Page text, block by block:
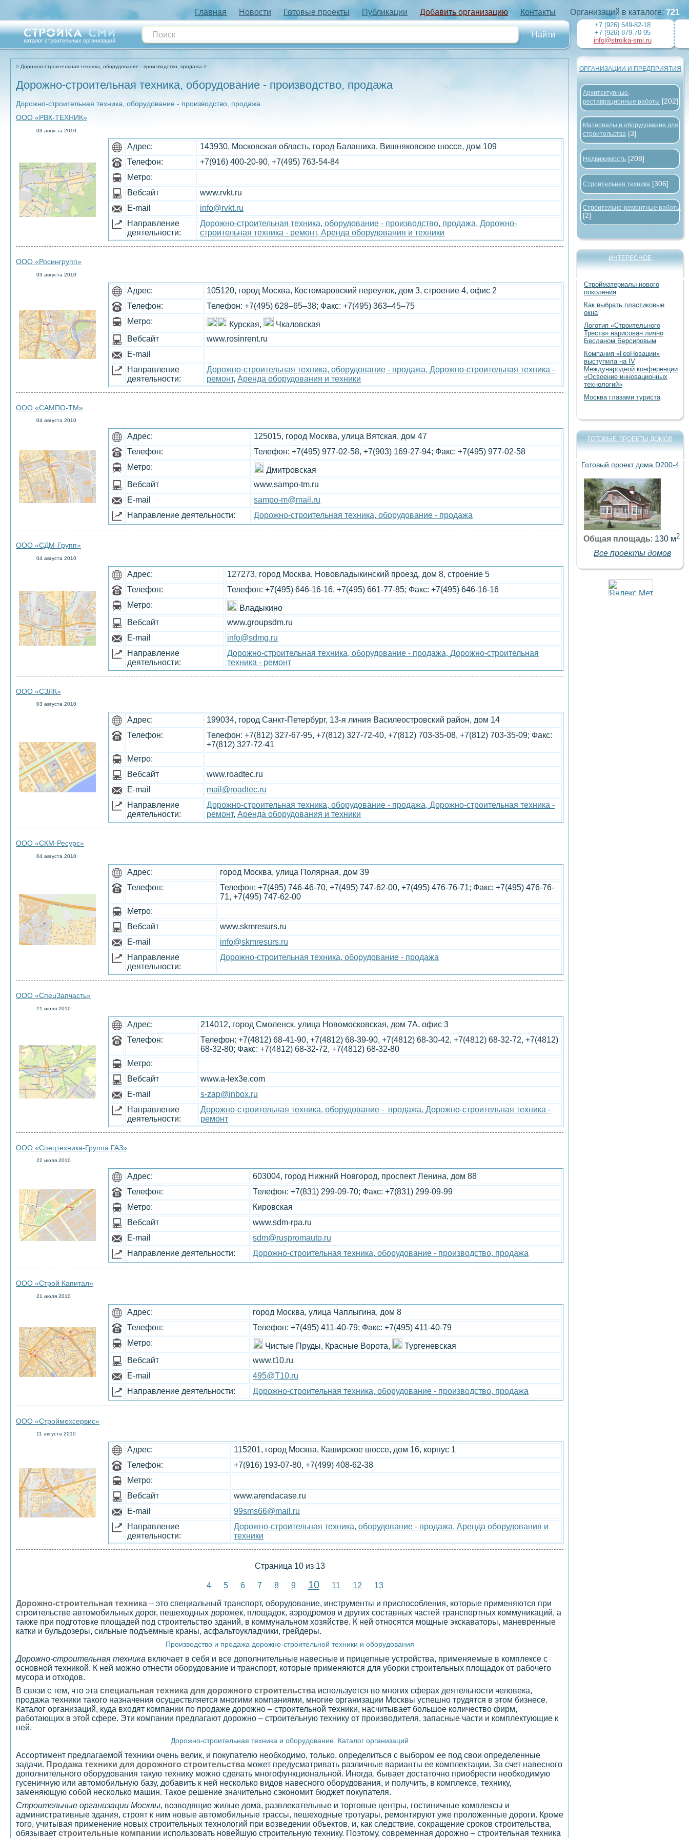
Главная Новости Готовые проекты Публикации Добавить организацию Контакты
каталог строительных организаций
Дорожно-строительная техника, оборудование - производство, продажа
Дорожно-строительная техника, оборудование - производство, продажа
Дорожно-строительная техника, оборудование - производство, продажа
ООО «РВК-ТЕХНИК»
03 августа 2010
Адрес:
143930, Московская область, город Балашиха, Вишняковское шоссе, дом 109
Телефон:
+7(916) 400-20-90, +7(495) 763-54-84
Метро:
Вебсайт
www.rvkt.ru
E-mail
info@rvkt.ru
Направление
деятельности:
Дорожно-строительная техника, оборудование - производство, продажа, Дорожно-
строительная техника - ремонт, Аренда оборудования и техники
ООО «Росингрупп»
03 августа 2010
Адрес:
105120, город Москва, Костомаровский переулок, дом 3, строение 4, офис 2
Телефон:
Телeфон: +7(495) 628–65–38; Факс: +7(495) 363–45–75
Метро:
Курская,
Чкаловская
Вебсайт
www.rosinrent.ru
E-mail
Направление
деятельности:
Дорожно-строительная техника, оборудование - продажа, Дорожно-строительная техника -
ремонт, Аренда оборудования и техники
ООО «САМПО-ТМ»
04 августа 2010
Адрес:
125015, город Москва, улица Вятская, дом 47
Телефон:
Телефон: +7(495) 977-02-58, +7(903) 169-27-94; Факс: +7(495) 977-02-58
Метро:
Дмитровская
Вебсайт
www.sampo-tm.ru
E-mail
sampo-m@mail.ru
Направление деятельности:
Дорожно-строительная техника, оборудование - продажа
ООО «СДМ-Групп»
04 августа 2010
Адрес:
127273, город Москва, Нововладыкинский проезд, дом 8, строение 5
Телефон:
Телефон: +7(495) 646-16-16, +7(495) 661-77-85; Факс: +7(495) 646-16-16
Метро:
Владыкино
Вебсайт
www.groupsdm.ru
E-mail
info@sdmg.ru
Направление
деятельности:
Дорожно-строительная техника, оборудование - продажа, Дорожно-строительная
техника - ремонт
ООО «СЗЛК»
03 августа 2010
Адрес:
199034, город Санкт-Петербург, 13-я линия Василеостровский район, дом 14
Телефон:
Телeфон: +7(812) 327-67-95, +7(812) 327-72-40, +7(812) 703-35-08, +7(812) 703-35-09; Факс:
+7(812) 327-72-41
Метро:
Вебсайт
www.roadtec.ru
E-mail
mail@roadtec.ru
Направление
деятельности:
Дорожно-строительная техника, оборудование - продажа, Дорожно-строительная техника -
ремонт, Аренда оборудования и техники
ООО «СКМ-Ресурс»
04 августа 2010
Адрес:
город Москва, улица Полярная, дом 39
Телефон:
Телефон: +7(495) 746-46-70, +7(495) 747-62-00, +7(495) 476-76-71; Факс: +7(495) 476-76-
71, +7(495) 747-62-00
Метро:
Вебсайт
www.skmresurs.ru
E-mail
info@skmresurs.ru
Направление
деятельности:
Дорожно-строительная техника, оборудование - продажа
ООО «СпецЗапчасть»
21 июля 2010
Адрес:
214012, город Смоленск, улица Новомосковская, дом 7А, офис 3
Телефон:
Телефон: +7(4812) 68-41-90, +7(4812) 68-39-90, +7(4812) 68-30-42, +7(4812) 68-32-72, +7(4812)
68-32-80; Факс: +7(4812) 68-32-72, +7(4812) 68-32-80
Метро:
Вебсайт
www.a-lex3e.com
E-mail
s-zap@inbox.ru
Направление
деятельности:
Дорожно-строительная техника, оборудование - продажа, Дорожно-строительная техника -
ремонт
ООО «Спецтехника-Группа ГАЗ»
22 июля 2010
Адрес:
603004, город Нижний Новгород, проспект Ленина, дом 88
Телефон:
Телефон: +7(831) 299-09-70; Факс: +7(831) 299-09-99
Метро:
Кировская
Вебсайт
www.sdm-rpa.ru
E-mail
sdm@ruspromauto.ru
Направление деятельности:
Дорожно-строительная техника, оборудование - производство, продажа
ООО «Строй Капитал»
21 июля 2010
Адрес:
город Москва, улица Чаплыгина, дом 8
Телефон:
Телефон: +7(495) 411-40-79; Факс: +7(495) 411-40-79
Метро:
Чистые Пруды, Красные Ворота,
Тургеневская
Вебсайт
www.t10.ru
E-mail
495@T10.ru
Направление деятельности:
Дорожно-строительная техника, оборудование - производство, продажа
ООО «Строймехсервис»
11 августа 2010
Адрес:
115201, город Москва, Каширское шоссе, дом 16, корпус 1
Телефон:
+7(916) 193-07-80, +7(499) 408-62-38
Метро:
Вебсайт
www.arendacase.ru
E-mail
99sms66@mail.ru
Направление
деятельности:
Дорожно-строительная техника, оборудование - продажа, Аренда оборудования и
техники
Страница 10 из 13
4 5 6 7 8 9 10 11 12 13
Дорожно-строительная техника – это специальный транспорт, оборудование, инструменты и приспособления, которые применяются при
строительстве автомобильных дорог, пешеходных дорожек, площадок, аэродромов и других составных частей транспортных коммуникаций, а
также при подготовке площадей под строительство зданий, в коммунальном хозяйстве. К ней относятся мощные экскаваторы, маневренные
катки и бульдозеры, сильные подъемные краны, асфальтоукладчики, грейдеры.
Производство и продажа дорожно-строительной техники и оборудования
Дорожно-строительная техника включает в себя и все дополнительные навесные и прицепные устройства, применяемые в комплексе с
основной техникой. К ней можно отнести оборудование и транспорт, которые применяются для уборки строительных площадок от рабочего
мусора и отходов.
В связи с тем, что эта специальная техника для дорожного строительства используется во многих сферах деятельности человека,
продажа техники такого назначения осуществляется многими компаниями, многие организации Москвы успешно трудятся в этом бизнесе.
Каталог организаций, куда входят компании по продаже дорожно – строительной техники, насчитывает большое количество фирм,
работающих в этой сфере. Эти компании предлагают дорожно – строительную технику от производителя, запасные части и комплектующие к
ней.
Дорожно-строительная техника и оборудование. Каталог организаций
Ассортимент предлагаемой техники очень велик, и покупателю необходимо, только, определиться с выбором ее под свои определенные
задачи. Продажа техники для дорожного строительства может предусматривать различные варианты ее комплектации. За счет навесного
дополнительного оборудования такую технику можно сделать многофункциональной. Иногда, бывает достаточно приобрести необходимую
гусеничную или автомобильную базу, добавить к ней несколько видов навесного оборудования, и получить, в комплексе, технику,
заменяющую собой несколько машин. Такое решение значительно сэкономит бюджет покупателя.
Строительные организации Москвы, возводящие жилые дома, развлекательные и торговые центры, гостиничные комплексы и
административные здания, строят к ним новые автомобильные трассы, пешеходные тротуары, ремонтируют уже проложенные дороги. Кроме
того, учитывая применение новых строительных технологий при возведении объектов, и, как следствие, сокращение сроков строительства,
обязывает строительные компании использовать новейшую строительную технику. Поэтому, современная дорожно – строительная техника
Организаций в каталоге: 721
+7 (926) 549-82-18
+7 (926) 879-70-95
info@stroika-smi.ru
ОРГАНИЗАЦИИ И ПРЕДПРИЯТИЯ
Архитектурные,
реставрационные работы [202]
Материалы и оборудование для
строительства [3]
Недвижимость [208]
Строительная техника [306]
Строительно-ремонтные работы
[2]
ИНТЕРЕСНОЕ
Стройматериалы нового
поколения
Как выбрать пластиковые
окна
Логотип «Строительного
Треста» нарисован лично
Бесланом Берсировым
Компания «ГеоНовации»
выступила на IV
Международной конференции
«Освоение инновационных
технологий»
Москва глазами туриста
ГОТОВЫЕ ПРОЕКТЫ ДОМОВ
Готовый проект дома D200-4
Общая площадь: 130 м2
Все проекты домов